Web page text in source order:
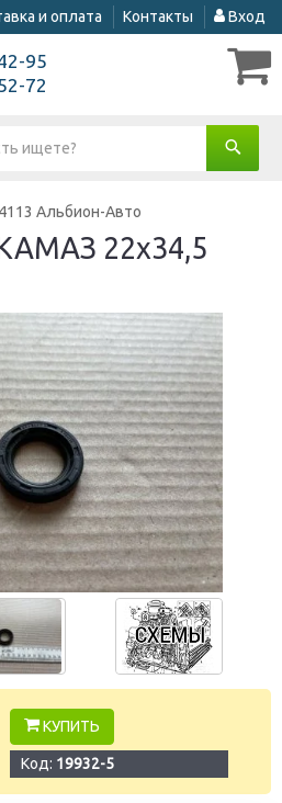
и оплата Контакты Вход
95
72
Альбион-Авто
22х34,5
КУПИТЬ
Код: 19932-5